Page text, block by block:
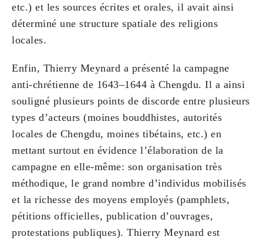
etc.) et les sources écrites et orales, il avait ainsi
déterminé une structure spatiale des religions
locales.
Enfin, Thierry Meynard a présenté la campagne
anti-chrétienne de 1643–1644 à Chengdu. Il a ainsi
souligné plusieurs points de discorde entre plusieurs
types d’acteurs (moines bouddhistes, autorités
locales de Chengdu, moines tibétains, etc.) en
mettant surtout en évidence l’élaboration de la
campagne en elle-même: son organisation très
méthodique, le grand nombre d’individus mobilisés
et la richesse des moyens employés (pamphlets,
pétitions officielles, publication d’ouvrages,
protestations publiques). Thierry Meynard est